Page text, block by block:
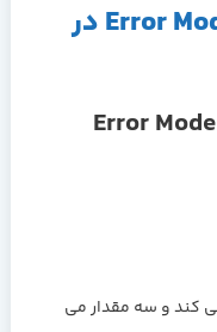
آموزش Error Mode Attributes در
آموزش ویژگی حالت خطا Error Mode
کند و سه مقدار می